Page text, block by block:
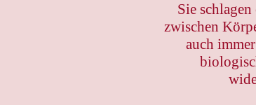
Sie
zwischen
auch